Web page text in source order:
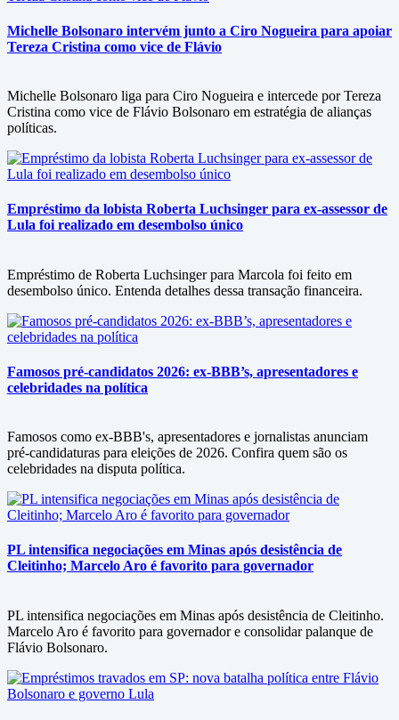
Michelle Bolsonaro intervém junto a Ciro Nogueira para apoiar
Tereza Cristina como vice de Flávio
Michelle Bolsonaro liga para Ciro Nogueira e intercede por Tereza
Cristina como vice de Flávio Bolsonaro em estratégia de alianças
políticas.
Empréstimo da lobista Roberta Luchsinger para ex-assessor de
Lula foi realizado em desembolso único
Empréstimo de Roberta Luchsinger para Marcola foi feito em
desembolso único. Entenda detalhes dessa transação financeira.
Famosos pré-candidatos 2026: ex-BBB’s, apresentadores e
celebridades na política
Famosos como ex-BBB's, apresentadores e jornalistas anunciam
pré-candidaturas para eleições de 2026. Confira quem são os
celebridades na disputa política.
PL intensifica negociações em Minas após desistência de
Cleitinho; Marcelo Aro é favorito para governador
PL intensifica negociações em Minas após desistência de Cleitinho.
Marcelo Aro é favorito para governador e consolidar palanque de
Flávio Bolsonaro.